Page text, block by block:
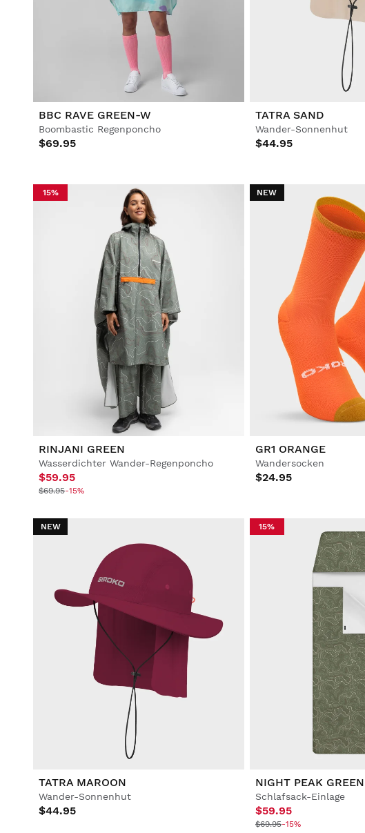
Alle Ansehen Herren
Alle Ansehen Damen
Alle Ansehen Kinder
BBC RAVE GREEN-W
Boombastic Regenponcho
$69.95
TATRA SAND
Wander-Sonnenhut
$44.95
15%
RINJANI GREEN
Wasserdichter Wander-Regenponcho
$59.95
$69.95-15%
NEW
GR1 ORANGE
Wandersocken
$24.95
NEW
TATRA MAROON
Wander-Sonnenhut
$44.95
15%
NIGHT PEAK GREEN
Schlafsack-Einlage
$59.95
$69.95-15%